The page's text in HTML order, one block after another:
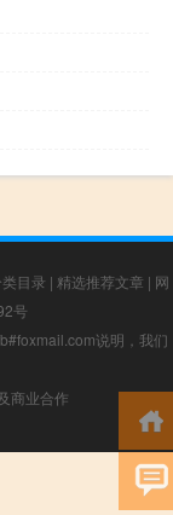
目录 | 精选推荐文章 | 网
号
说明，我们
商业合作